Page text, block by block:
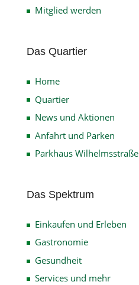
Mitglied werden
Das Quartier
Home
Quartier
News und Aktionen
Anfahrt und Parken
Parkhaus Wilhelmsstraße
Das Spektrum
Einkaufen und Erleben
Gastronomie
Gesundheit
Services und mehr